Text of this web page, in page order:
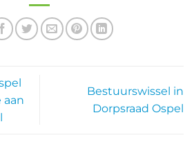
aan
Bestuurswissel in
Dorpsraad Ospel